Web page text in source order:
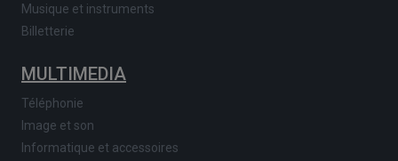
Musique et instruments
Billetterie
MULTIMEDIA
Téléphonie
Image et son
Informatique et accessoires